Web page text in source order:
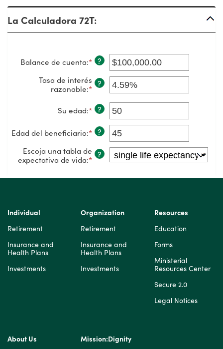
La Calculadora 72T:
Balance de cuenta:*Ingresa
monto
entre
$0.00
y
$1,000,000,000.00
?
Tasa de interés
razonable:*Ingresa
monto
entre
y
12%
?
Su edad:*Ingresa
monto
entre
y
60
?
Edad del beneficiario:*Ingresa
monto
entre
?
Escoja una tabla de
expectativa de vida:*
?
Individual
Retirement
Insurance and
Health Plans
Investments
Organization
Retirement
Insurance and
Health Plans
Investments
Resources
Education
Forms
Ministerial
Resources Center
Secure 2.0
Legal Notices
About Us
Mission:Dignity